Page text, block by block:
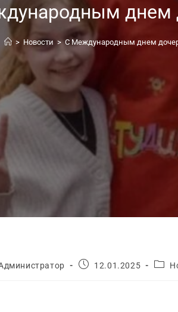
днем
> Новости > С Международным днем
12.01.2025